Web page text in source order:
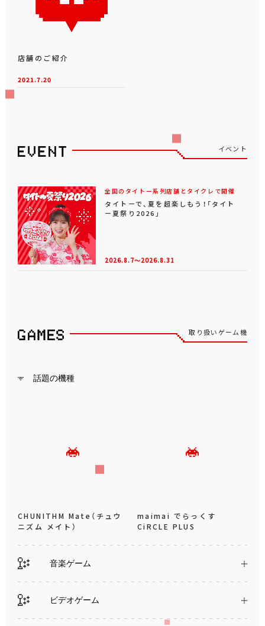
店舗のご紹介
2021.7.20
イベント
全国のタイトー系列店舗とタイクレで開催
タイトーで、夏を超楽しもう！「タイト
ー夏祭り2026」
2026.8.7～2026.8.31
取り扱いゲーム機
話題の機種
CHUNITHM Mate（チュウ
ニズム メイト）
maimai でらっくす
CiRCLE PLUS
音楽ゲーム
ビデオゲーム